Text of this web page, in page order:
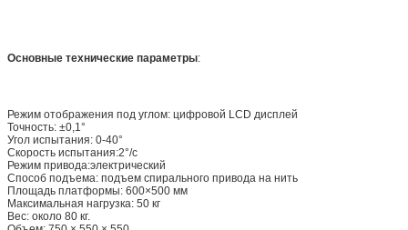
Основные технические параметры:
Режим отображения под углом: цифровой LCD дисплей
Точность: ±0,1°
Угол испытания: 0-40°
Скорость испытания:2°/с
Режим привода:электрический
Способ подъема: подъем спирального привода на нить
Площадь платформы: 600×500 мм
Максимальная нагрузка: 50 кг
Вес: около 80 кг.